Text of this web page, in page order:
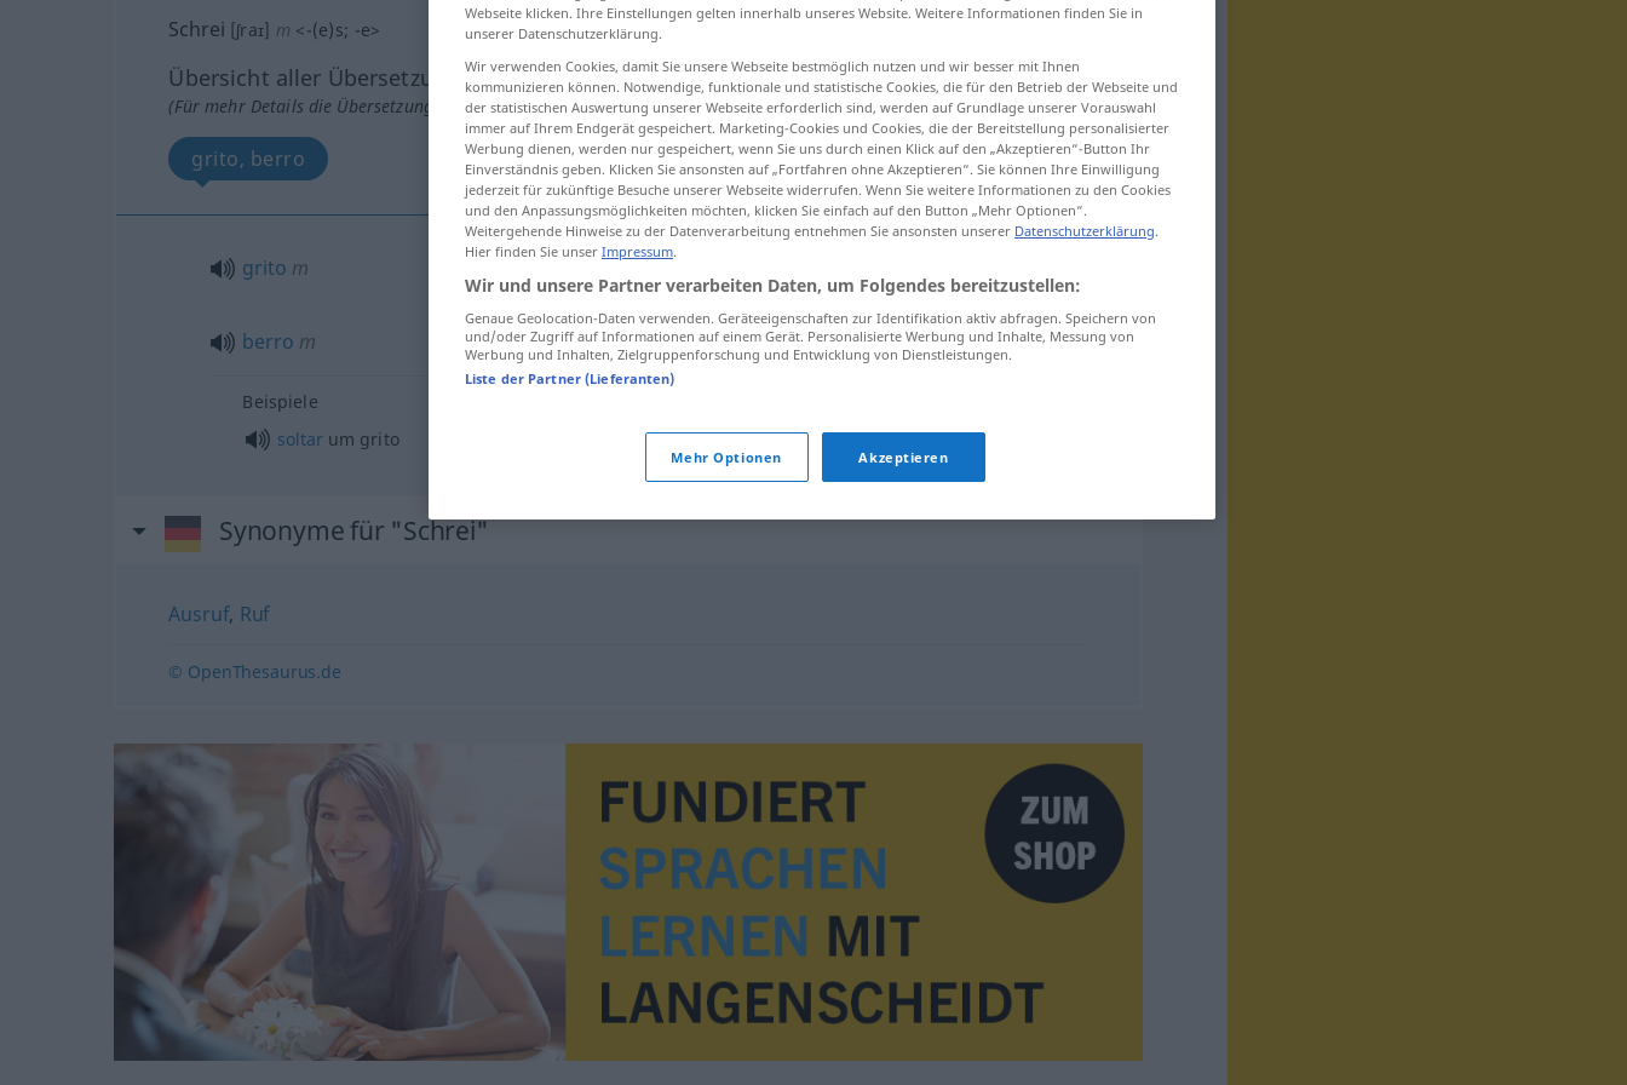
Schrei [ʃraɪ] m <-(e)s; -e>
Übersicht aller Übersetzungen
(Für mehr Details die Übersetzung anklicken/antippen)
grito, berro
grito m
berro m Schrei
Beispiele
soltarum grito einen Schreiausstoßen
Synonyme für "Schrei"
Ausruf, Ruf
© OpenThesaurus.de
Webseite klicken. Ihre Einstellungen gelten innerhalb unseres Website. Weitere Informationen finden Sie in
unserer Datenschutzerklärung.
Wir verwenden Cookies, damit Sie unsere Webseite bestmöglich nutzen und wir besser mit Ihnen
kommunizieren können. Notwendige, funktionale und statistische Cookies, die für den Betrieb der Webseite und
der statistischen Auswertung unserer Webseite erforderlich sind, werden auf Grundlage unserer Vorauswahl
immer auf Ihrem Endgerät gespeichert. Marketing-Cookies und Cookies, die der Bereitstellung personalisierter
Werbung dienen, werden nur gespeichert, wenn Sie uns durch einen Klick auf den „Akzeptieren“-Button Ihr
Einverständnis geben. Klicken Sie ansonsten auf „Fortfahren ohne Akzeptieren“. Sie können Ihre Einwilligung
jederzeit für zukünftige Besuche unserer Webseite widerrufen. Wenn Sie weitere Informationen zu den Cookies
und den Anpassungsmöglichkeiten möchten, klicken Sie einfach auf den Button „Mehr Optionen“.
Weitergehende Hinweise zu der Datenverarbeitung entnehmen Sie ansonsten unserer Datenschutzerklärung.
Hier finden Sie unser Impressum.
Wir und unsere Partner verarbeiten Daten, um Folgendes bereitzustellen:
Genaue Geolocation-Daten verwenden. Geräteeigenschaften zur Identifikation aktiv abfragen. Speichern von
und/oder Zugriff auf Informationen auf einem Gerät. Personalisierte Werbung und Inhalte, Messung von
Werbung und Inhalten, Zielgruppenforschung und Entwicklung von Dienstleistungen.
Liste der Partner (Lieferanten)
Mehr Optionen Akzeptieren